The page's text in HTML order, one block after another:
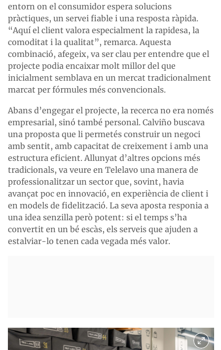
entorn on el consumidor espera solucions
pràctiques, un servei fiable i una resposta ràpida.
“Aquí el client valora especialment la rapidesa, la
comoditat i la qualitat”, remarca. Aquesta
combinació, afegeix, va ser clau per entendre que el
projecte podia encaixar molt millor del que
inicialment semblava en un mercat tradicionalment
marcat per fórmules més convencionals.
Abans d’engegar el projecte, la recerca no era només
empresarial, sinó també personal. Calviño buscava
una proposta que li permetés construir un negoci
amb sentit, amb capacitat de creixement i amb una
estructura eficient. Allunyat d’altres opcions més
tradicionals, va veure en Telelavo una manera de
professionalitzar un sector que, sovint, havia
avançat poc en innovació, en experiència de client i
en models de fidelització. La seva aposta responia a
una idea senzilla però potent: si el temps s’ha
convertit en un bé escàs, els serveis que ajuden a
estalviar-lo tenen cada vegada més valor.